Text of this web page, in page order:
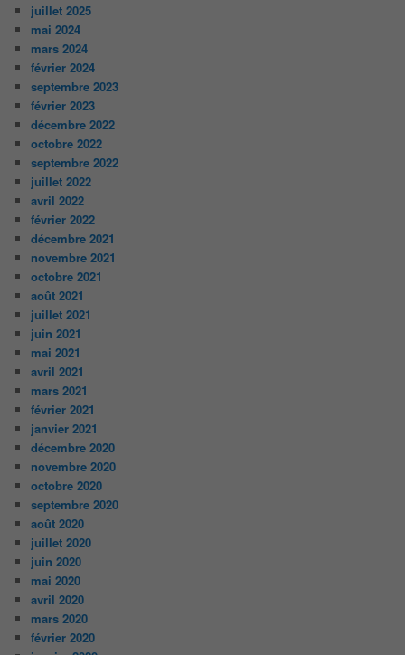
juillet 2025
mai 2024
mars 2024
février 2024
septembre 2023
février 2023
décembre 2022
octobre 2022
septembre 2022
juillet 2022
avril 2022
février 2022
décembre 2021
novembre 2021
octobre 2021
août 2021
juillet 2021
juin 2021
mai 2021
avril 2021
mars 2021
février 2021
janvier 2021
décembre 2020
novembre 2020
octobre 2020
septembre 2020
août 2020
juillet 2020
juin 2020
mai 2020
avril 2020
mars 2020
février 2020